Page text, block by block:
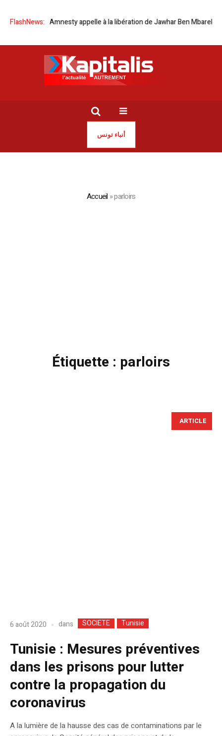
FlashNews:
Tunisie | Amnesty appelle à la libération de Jawhar Ben Mbarek
أنباء تونس
Accueil »parloirs
Étiquette : parloirs
ARTICLE
6 août 2020 dans SOCIETE Tunisie
Tunisie : Mesures préventives
dans les prisons pour lutter
contre la propagation du
coronavirus
A la lumière de la hausse des cas de contaminations par le